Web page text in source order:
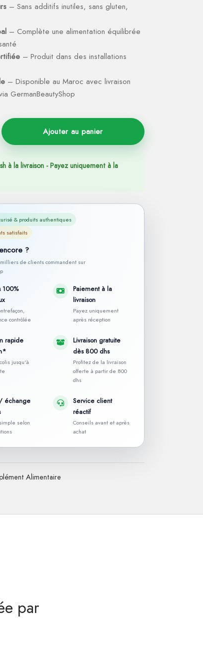
– Sans additifs inutiles, sans gluten,
– Complète une alimentation équilibrée
– Produit dans des installations
– Disponible au Maroc avec livraison
GermanBeautyShop
Ajouter au panier
à la livraison - Payez uniquement à la
& produits authentiques
satisfaits
?
de clients commandent sur
100%
contrôlée
Paiement à la
livraison
Payez uniquement
après réception
rapide
jusqu'à
Livraison gratuite
dès 800 dhs
Profitez de la livraison
offerte à partir de 800
dhs
échange
selon
Service client
réactif
Conseils avant et après
achat
Alimentaire
par